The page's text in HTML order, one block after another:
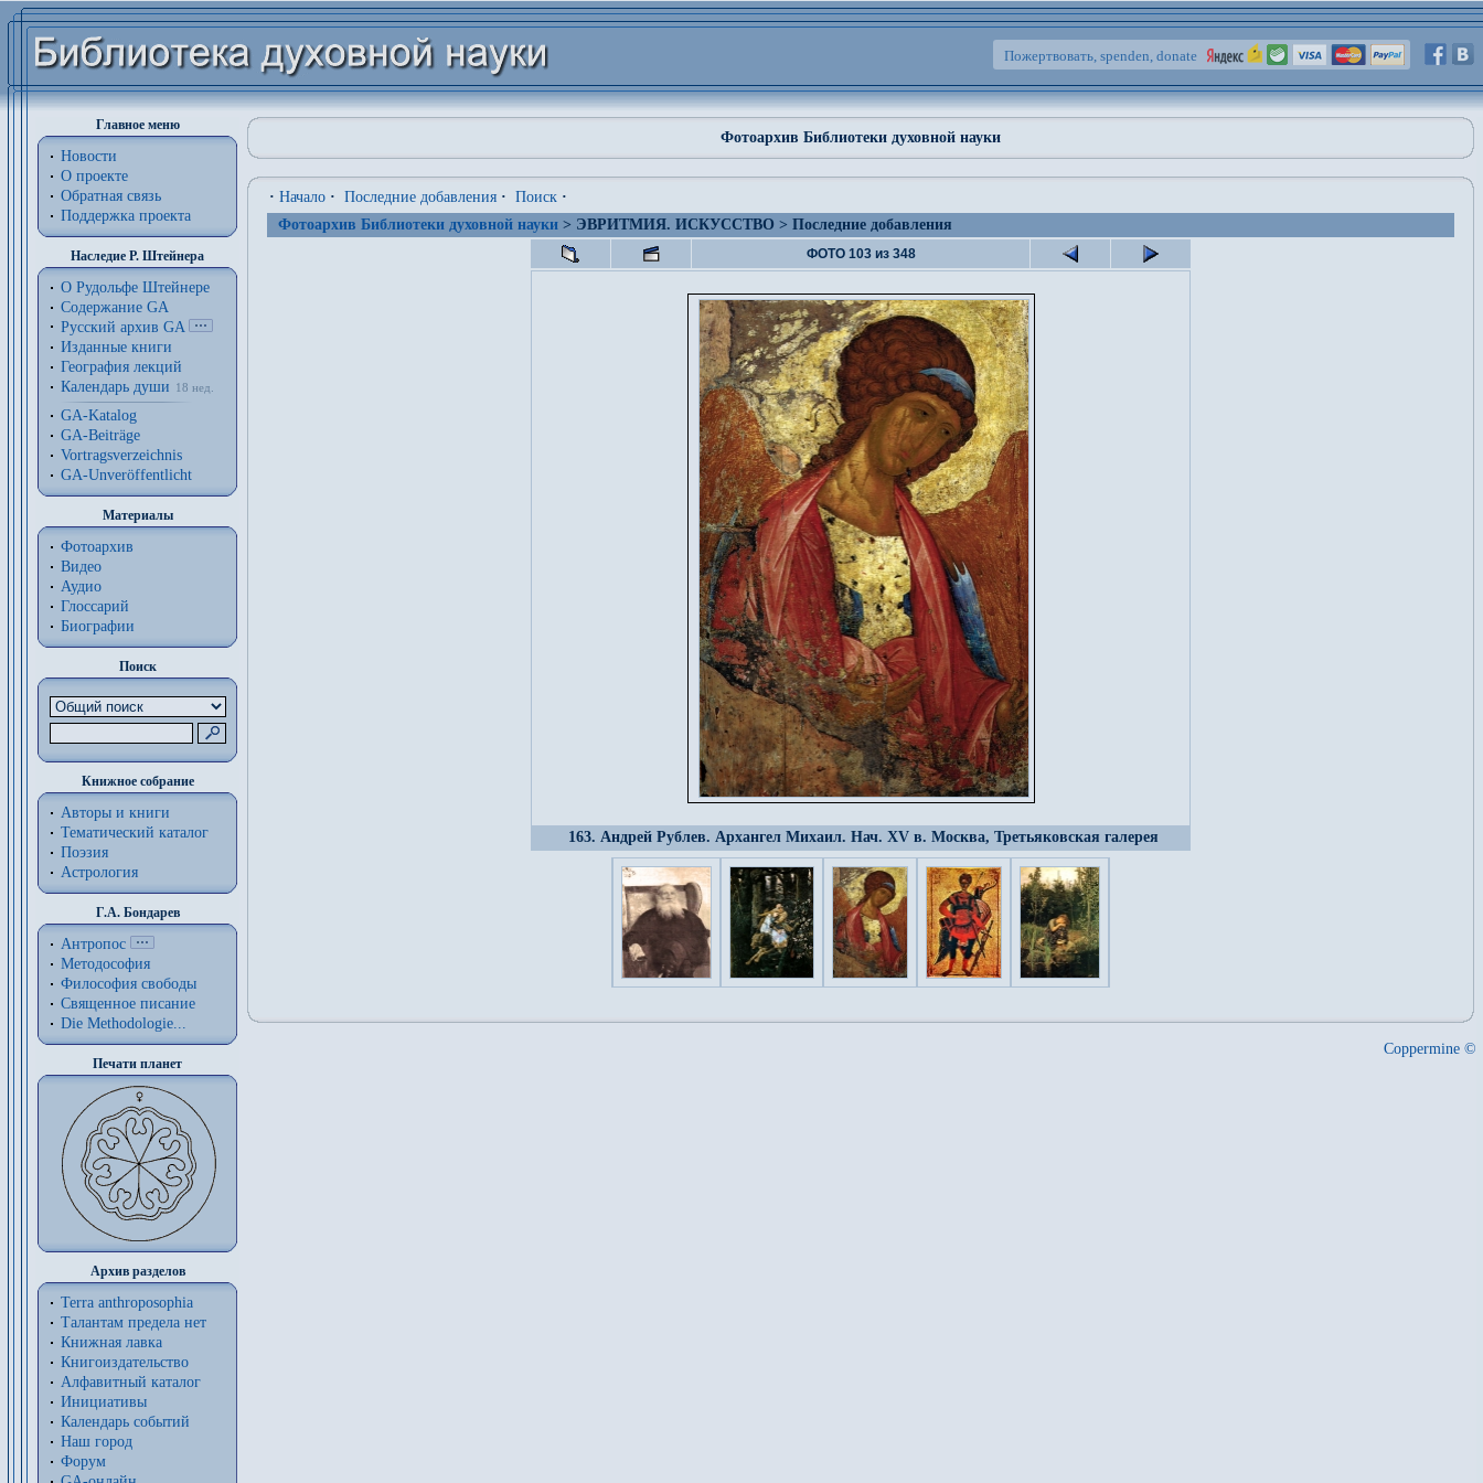
Пожертвовать, spenden, donate
Главное меню
Новости
О проекте
Обратная связь
Поддержка проекта
Наследие Р. Штейнера
О Рудольфе Штейнере
Содержание GA
Русский архив GA
Изданные книги
География лекций
Календарь души
18 нед.
GA-Katalog
GA-Beiträge
Vortragsverzeichnis
GA-Unveröffentlicht
Материалы
Фотоархив
Видео
Аудио
Глоссарий
Биографии
Поиск
Книжное собрание
Авторы и книги
Тематический каталог
Поэзия
Астрология
Г.А. Бондарев
Антропос
Методософия
Философия cвободы
Священное писание
Die Methodologie...
Печати планет
Архив разделов
Terra anthroposophia
Талантам предела нет
Книжная лавка
Книгоиздательство
Алфавитный каталог
Инициативы
Календарь событий
Наш город
Форум
Фотоархив Библиотеки духовной науки
· Начало · Последние добавления · Поиск ·
Фотоархив Библиотеки духовной науки > ЭВРИТМИЯ. ИСКУССТВО > Последние добавления
ФОТО 103 из 348
163. Андрей Рублев. Архангел Михаил. Нач. XV в. Москва, Третьяковская галерея
Coppermine ©